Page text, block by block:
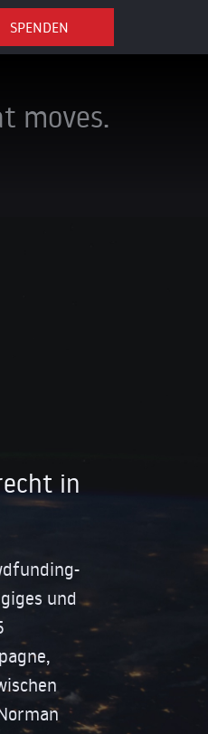
SPENDEN
moves.
in
und